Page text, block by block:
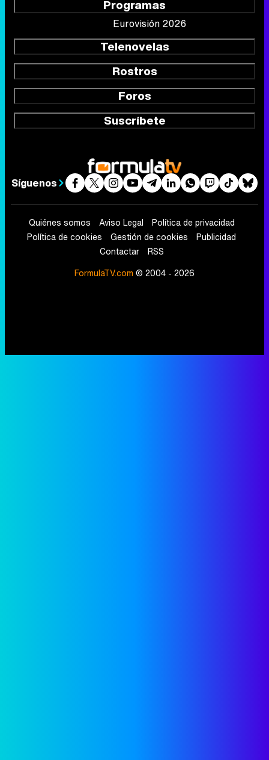
Programas
Eurovisión 2026
Telenovelas
Rostros
Foros
Suscríbete
Síguenos
Quiénes somos Aviso Legal
Política de privacidad
Política de cookies
Gestión de cookies
Publicidad
Contactar
RSS
FormulaTV.com © 2004 - 2026